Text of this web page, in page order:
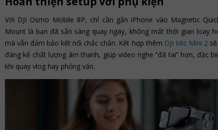
Với DJI Osmo Mobile 8P, chỉ cần gắn iPhone vào Magnetic
Mount là bạn đã sẵn sàng quay ngay, không mất thời gian loay
mà vẫn đảm bảo kết nối chắc chắn. Kết hợp thêm DJI Mic Mini 2
đáng kể chất lượng âm thanh, giúp video nghe “đã tai” hơn, đặc
khi quay vlog hay phỏng vấn.